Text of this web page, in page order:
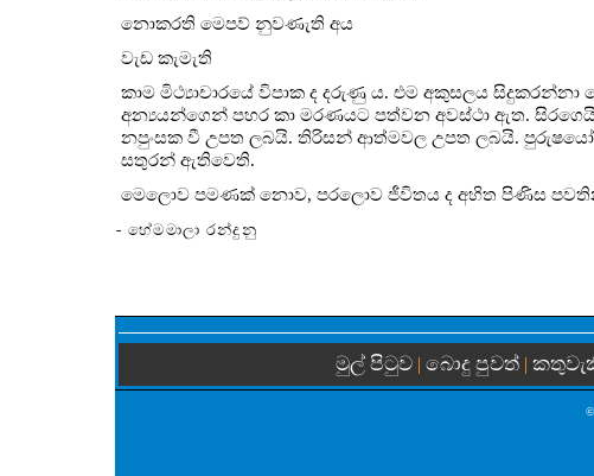
නොකරති මෙපව් නුවණැති අය
වැඩ කැමැති
කාම මිථ්‍යාචාරයේ විපාක ද දරුණු ය. එම අකුසලය
අන්‍යයන්ගෙන් පහර කා මරණයට පත්වන අවස්ථා ඇත.
නපුංසක වී උපත ලබයි. තිරිසන් ආත්මවල උපත ලබයි.
සතුරන් ඇතිවෙති.
මෙලොව පමණක් නොව, පරලොව ජීවිතය ද අහිත පිණිස
- හේමමාලා රන්දුනු
මුල් පිටුව | බොදු පුවත් |
©